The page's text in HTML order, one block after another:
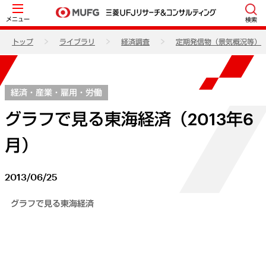
メニュー 検索
トップ ライブラリ 経済調査 定期発信物（景気概況等）
経済・産業・雇用・労働
グラフで見る東海経済（2013年6
月）
2013/06/25
グラフで見る東海経済